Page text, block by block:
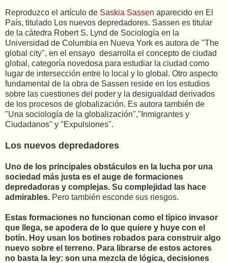
Reproduzco el artículo de Saskia Sassen aparecido en El
País, titulado Los nuevos depredadores. Sassen es titular
de la cátedra Robert S. Lynd de Sociología en la
Universidad de Columbia en Nueva York es autora de "The
global city", en el ensayo desarrolla el concepto de ciudad
global, categoría novedosa para estudiar la ciudad como
lugar de intersección entre lo local y lo global. Otro aspecto
fundamental de la obra de Sassen reside en los estudios
sobre las cuestiones del poder y la desigualdad derivados
de los procesos de globalización. Es autora también de
"Una sociología de la globalización","Inmigrantes y
Ciudadanos" y "Expulsiones".
Los nuevos depredadores
Uno de los principales obstáculos en la lucha por una
sociedad más justa es el auge de formaciones
depredadoras y complejas. Su complejidad las hace
admirables. Pero también esconde sus riesgos.
Estas formaciones no funcionan como el típico invasor
que llega, se apodera de lo que quiere y huye con el
botín. Hoy usan los botines robados para construir algo
nuevo sobre el terreno. Para librarse de estos actores
no basta la ley: son una mezcla de lógica, decisiones